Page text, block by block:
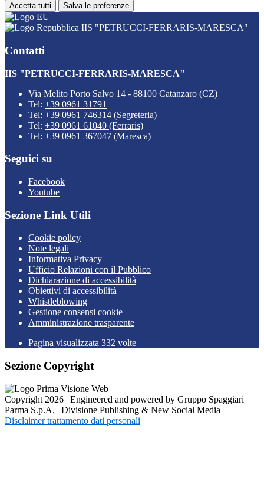
Accetta tutti Salva le preferenze
IIS "PETRUCCI-FERRARIS-MARESCA"
Contatti
IIS "PETRUCCI-FERRARIS-MARESCA"
Via Melito Porto Salvo 14 - 88100 Catanzaro (CZ)
Tel: +39 0961 31791
Tel: +39 0961 746314 (Segreteria)
Tel: +39 0961 61040 (Ferraris)
Tel: +39 0961 367047 (Maresca)
Seguici su
Facebook
Youtube
Sezione Link Utili
Cookie policy
Note legali
Informativa Privacy
Ufficio Relazioni con il Pubblico
Dichiarazione di accessibilità
Obiettivi di accessibilità
Whistleblowing
Gestione consensi cookie
Amministrazione trasparente
Pagina visualizzata 332 volte
Sezione Copyright
Copyright 2026 | Engineered and powered by Gruppo Spaggiari
Parma S.p.A. | Divisione Publishing & New Social Media
Disclaimer trattamento dati personali